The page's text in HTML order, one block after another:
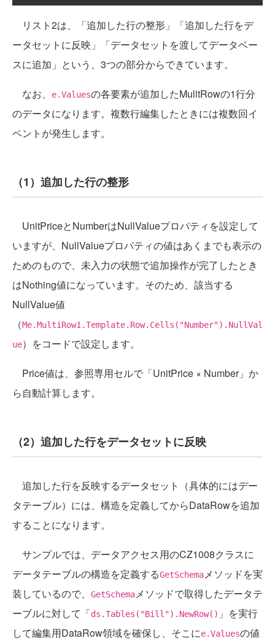
リスト2は、「追加した行の整形」「追加した行をデ
ータセットに反映」「データセットを渡してデータベー
スに追加」という、3つの部分からできています。
なお、 e.Valuesの各要素が追加したMulitRowの1行分
のデータになります。複数行編集したときには複数回イ
ベントが発生します。
（1）追加した行の整形
UnitPriceとNumberはNullValueプロパティを設定して
いますが、NullValueプロパティの値はあくまでも表示の
ためのもので、未入力の状態で追加操作が完了したとき
はNothing値になっています。そのため、該当する
NullValue値
（Me.MultiRow1.Template.Row.Cells("Number").NullVal
ue）をコードで設定します。
Price値は、参照専用セルで「UnitPrice × Number」か
ら自動計算します。
（2）追加した行をデータセットに反映
追加した行を反映するデータセット（具体的にはデー
タテーブル）には、構造を定義してからDataRowを追加
することになります。
サンプルでは、データアクセス用のCZ1008クラスに
データテーブルの構造を定義するGetSchemaメソッドを実
装しているので、
GetSchemaメソッドで取得したデータテ
ーブルに対して「ds.Tables("Bill").NewRow() 」を実行
して編集用DataRow領域を確保し、そこにe.Valuesの値